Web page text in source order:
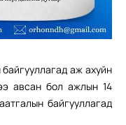
аж ахуйн
авсан бол ажлын 14
байгууллагад